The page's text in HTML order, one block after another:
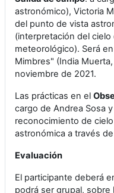
astronómico), Victoria
del punto de vista
(interpretación del
meteorológico). Será
Mimbres" (India
noviembre de 2021.
Las prácticas en el
cargo de Andrea Sosa
reconocimiento de
astronómica a través
Evaluación
El participante deberá
podrá ser grupal,